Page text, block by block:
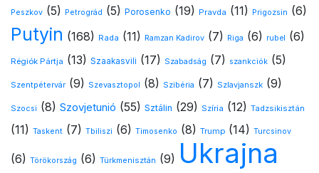
Peszkov (5) Petrográd (5) Porosenko (19) Pravda (11) Prigozsin (6)
Putyin (168) Rada (11) Ramzan Kadirov (7) Riga (6) rubel (6)
Régiók Pártja (13) Szaakasvili (17) Szabadság (7) szankciók (5)
Szentpétervár (9) Szevasztopol (8) Szibéria (7) Szlavjanszk (9)
Szocsi (8) Szovjetunió (55) Sztálin (29) Szíria (12) Tadzsikisztán
(11) Taskent (7) Tbiliszi (6) Timosenko (8) Trump (14) Turcsinov
(6) Törökország (6) Türkmenisztán (9) Ukrajna